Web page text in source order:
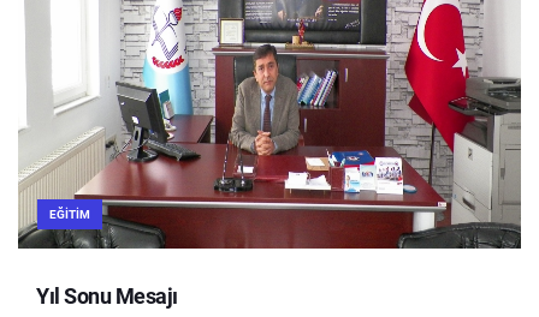
EĞITIM
Yıl Sonu Mesajı